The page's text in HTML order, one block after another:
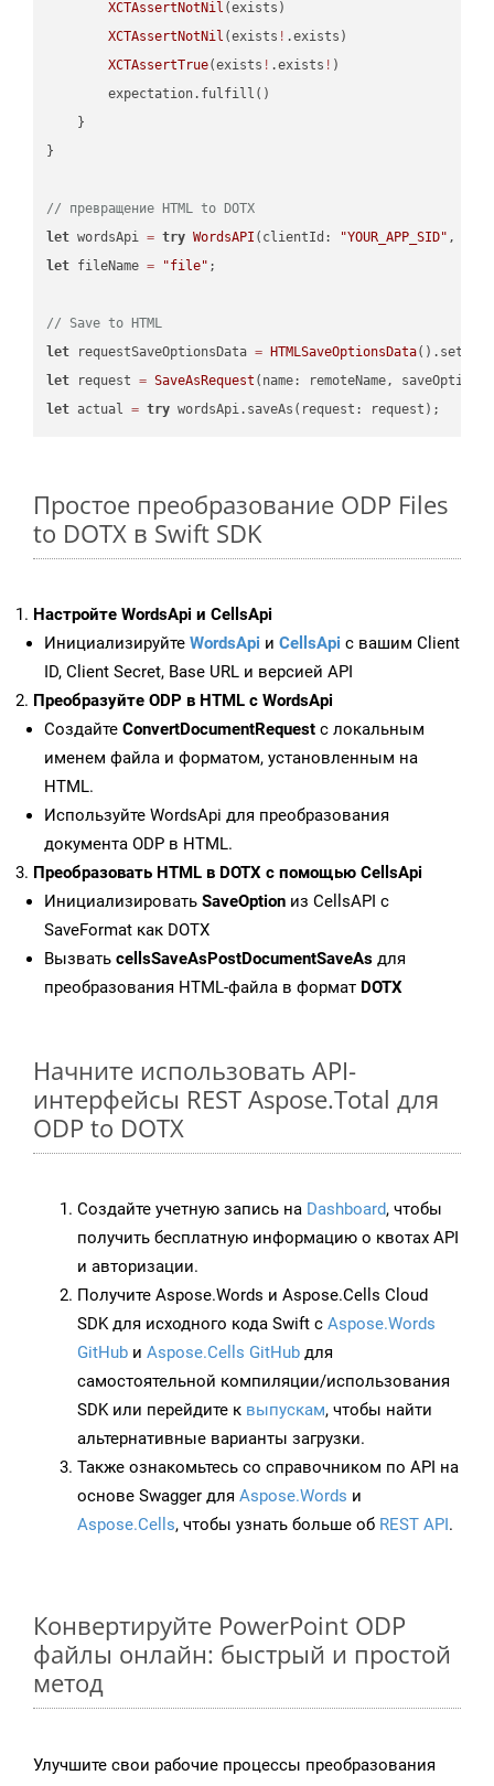
XCTAssertNotNil (exists)
XCTAssertNotNil (exists ! .exists)
XCTAssertTrue(exists ! .exists ! )
        expectation.fulfill()
    }
}
// превращение HTML to DOTX
let wordsApi = try WordsAPI (clientId: "YOUR_APP_SID" ,
let fileName = "file" ;
// Save to HTML
let requestSaveOptionsData = HTMLSaveOptionsData
let request = SaveAsRequest (name: remoteName,
let actual = try
Простое преобразование ODP Files
to DOTX в Swift SDK
Настройте WordsApi и CellsApi
Инициализируйте WordsApi и CellsApi с вашим Client
ID, Client Secret, Base URL и версией API
Преобразуйте ODP в HTML с WordsApi
Создайте ConvertDocumentRequest с локальным
именем файла и форматом, установленным на
HTML.
Используйте WordsApi для преобразования
документа ODP в HTML.
Преобразовать HTML в DOTX с помощью CellsApi
Инициализировать SaveOption из CellsAPI с
SaveFormat как DOTX
Вызвать cellsSaveAsPostDocumentSaveAs для
преобразования HTML-файла в формат DOTX
Начните использовать API-
интерфейсы REST Aspose.Total для
ODP to DOTX
Создайте учетную запись на Dashboard, чтобы
получить бесплатную информацию о квотах API
и авторизации.
Получите Aspose.Words и Aspose.Cells Cloud
SDK для исходного кода Swift с Aspose.Words
GitHub и Aspose.Cells GitHub для
самостоятельной компиляции/использования
SDK или перейдите к выпускам, чтобы найти
альтернативные варианты загрузки.
Также ознакомьтесь со справочником по API на
основе Swagger для Aspose.Words и
Aspose.Cells, чтобы узнать больше об REST API.
Конвертируйте PowerPoint ODP
файлы онлайн: быстрый и простой
метод
Улучшите свои рабочие процессы преобразования